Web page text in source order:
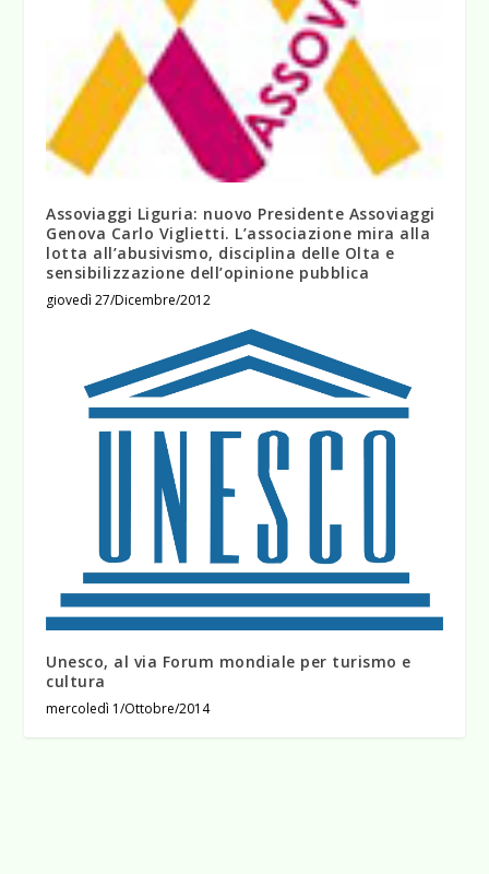
Assoviaggi Liguria: nuovo Presidente Assoviaggi
Genova Carlo Viglietti. L’associazione mira alla
lotta all’abusivismo, disciplina delle Olta e
sensibilizzazione dell’opinione pubblica
giovedì 27/Dicembre/2012
Unesco, al via Forum mondiale per turismo e
cultura
mercoledì 1/Ottobre/2014